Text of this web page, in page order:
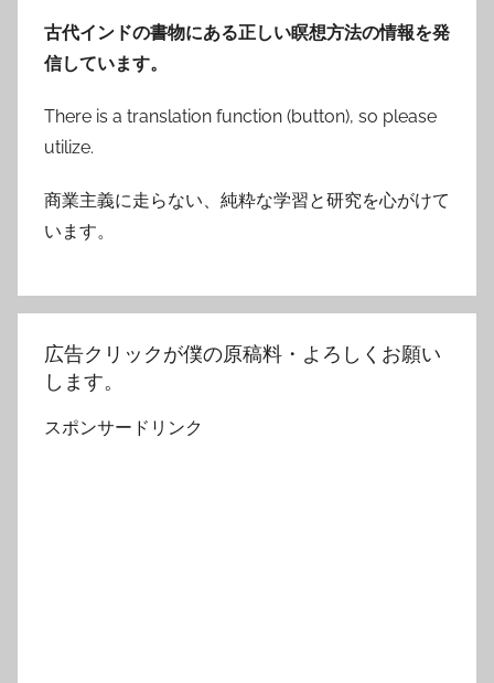
古代インドの書物にある正しい瞑想方法の情報を発
信しています。
There is a translation function (button), so please
utilize.
商業主義に走らない、純粋な学習と研究を心がけて
います。
広告クリックが僕の原稿料・よろしくお願い
します。
スポンサードリンク